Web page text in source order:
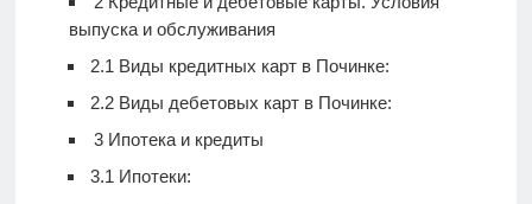
выпуска и обслуживания
2.1 Виды кредитных карт в Починке:
2.2Виды дебетовых карт в Починке:
3Ипотека и кредиты
3.1 Ипотеки: